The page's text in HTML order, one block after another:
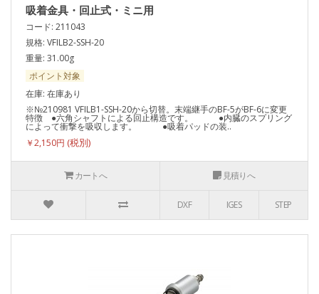
吸着金具・回止式・ミニ用
コード: 211043
規格: VFILB2-SSH-20
重量: 31.00g
ポイント対象
在庫: 在庫あり
※№210981 VFILB1-SSH-20から切替。末端継手のBF-5がBF-6に変更
特徴 ●六角シャフトによる回止構造です。 ●内臓のスプリング
によって衝撃を吸収します。 ●吸着パッドの装..
￥2,150円
カートへ 見積りへ
DXF IGES STEP